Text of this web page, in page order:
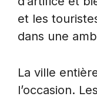
et les
dans une
La ville
l’occasion.